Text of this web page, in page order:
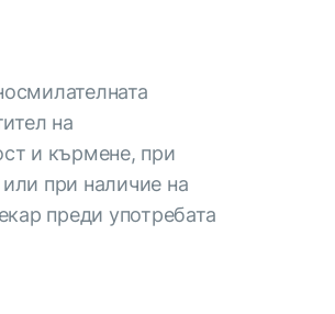
на
и кърмене, при
при наличие на
преди употребата